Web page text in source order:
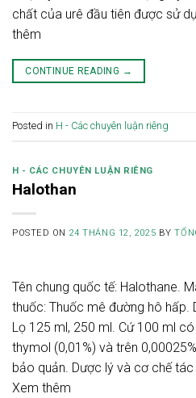
chất của urê đầu tiên được sử
thêm
CONTINUE READING →
Posted in H - Các chuyên luận riêng
H - CÁC CHUYÊN LUẬN RIÊNG
Halothan
POSTED ON 24 THÁNG 12, 2025 BY
Tên chung quốc tế: Halothane.
thuốc: Thuốc mê đường hô hấp.
Lọ 125 ml, 250 ml. Cứ 100 ml
thymol (0,01%) và trên
bảo quản. Dược lý và cơ chế tác
Xem thêm